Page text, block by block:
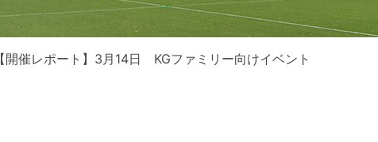
【開催レポート】3月14日 KGファミリー向けイベント